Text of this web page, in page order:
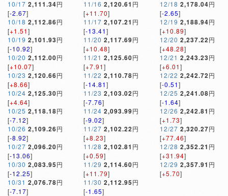
10/17 2,111.34円
[-2.67]
10/18 2,112.86円
[+1.51]
10/19 2,101.93円
[-10.92]
10/20 2,112.00円
[+10.07]
10/23 2,120.66円
[+8.66]
10/24 2,125.30円
[+4.64]
10/25 2,118.18円
[-7.12]
10/26 2,109.26円
[-8.92]
10/27 2,096.20円
[-13.06]
10/30 2,083.95円
[-12.25]
10/31 2,076.78円
[-7.17]
11/16 2,120.61 円
[+11.70]
11/17 2,107.21 円
[-13.41]
11/20 2,117.69円
[+10.48]
11/21 2,125.60円
[+7.91]
11/22 2,110.78円
[-14.81]
11/23 2,103.02円
[-7.76]
11/24 2,093.99円
[-9.02]
11/27 2,102.22円
[+8.23]
11/28 2,102.81 円
[+0.59]
11/29 2,114.60円
[+11.79]
11/30 2,112.95円
[-1.65]
12/18 2,178.04円
[-2.65]
12/19 2,188.94円
[+10.89]
12/20 2,237.22円
[+48.28]
12/21 2,243.23円
[+6.01]
12/22 2,242.72円
[-0.51]
12/25 2,241.08円
[-1.64]
12/26 2,242.81 円
[+1.73]
12/27 2,320.27円
[+77.46]
12/28 2,352.21 円
[+31.94]
12/29 2,357.91 円
[+5.70]